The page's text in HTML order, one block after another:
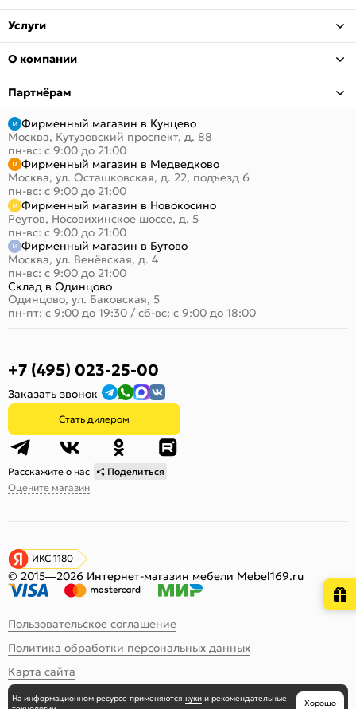
Услуги
О компании
Партнёрам
Фирменный магазин в Кунцево
Москва, Кутузовский проспект, д. 88
пн-вс: с 9:00 до 21:00
Фирменный магазин в Медведково
Москва, ул. Осташковская, д. 22, подъезд 6
пн-вс: с 9:00 до 21:00
Фирменный магазин в Новокосино
Реутов, Носовихинское шоссе, д. 5
пн-вс: с 9:00 до 21:00
Фирменный магазин в Бутово
Москва, ул. Венёвская, д. 4
пн-вс: с 9:00 до 21:00
Склад в Одинцово
Одинцово, ул. Баковская, 5
пн-пт: с 9:00 до 19:30 / сб-вс: с 9:00 до 18:00
+7 (495) 023-25-00
Заказать звонок
Стать дилером
Расскажите о нас
Поделиться
Оцените магазин
ИКС 1180
© 2015—2026 Интернет-магазин мебели Mebel169.ru
Пользовательское соглашение
Политика обработки персональных данных
Карта сайта
На информационном ресурсе применяются куки и рекомендательные
Хорошо